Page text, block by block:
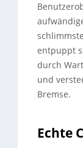
entpuppt
durch
und
Bremse.
Echte